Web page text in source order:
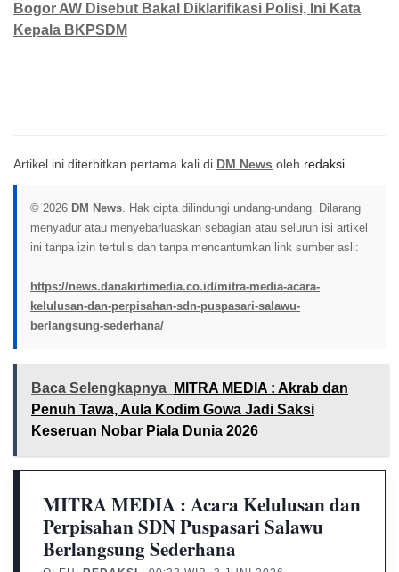
Bogor AW Disebut Bakal Diklarifikasi Polisi, Ini Kata
Kepala BKPSDM
Artikel ini diterbitkan pertama kali di DM News oleh redaksi
© 2026 DM News. Hak cipta dilindungi undang-undang. Dilarang
menyadur atau menyebarluaskan sebagian atau seluruh isi artikel
ini tanpa izin tertulis dan tanpa mencantumkan link sumber asli:
https://news.danakirtimedia.co.id/mitra-media-acara-
kelulusan-dan-perpisahan-sdn-puspasari-salawu-
berlangsung-sederhana/
Baca Selengkapnya
MITRA MEDIA : Akrab dan
Penuh Tawa, Aula Kodim Gowa Jadi Saksi
Keseruan Nobar Piala Dunia 2026
MITRA MEDIA : Acara Kelulusan dan
Perpisahan SDN Puspasari Salawu
Berlangsung Sederhana